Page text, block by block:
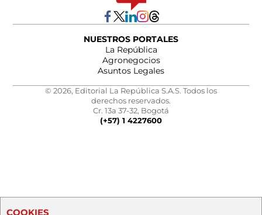
NUESTROS PORTALES
La República
Agronegocios
Asuntos Legales
© 2026, Editorial La República S.A.S. Todos los
derechos reservados.
Cr. 13a 37-32, Bogotá
(+57) 1 4227600
COOKIES